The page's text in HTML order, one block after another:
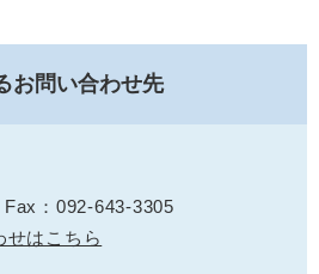
お問い合わせ先
Fax：092-643-3305
せはこちら